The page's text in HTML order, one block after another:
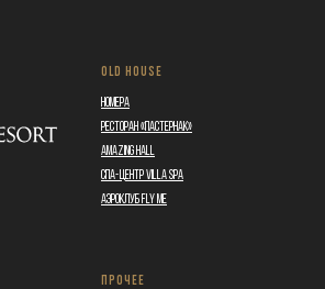
OLD HOUSE
номера
ресторан «Пастернак»
Amazing Hall
СПА-центр Villa Spa
Аэроклуб Fly Me
Прочее